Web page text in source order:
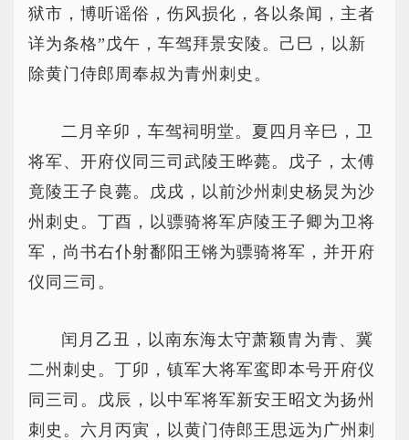
狱市，博听谣俗，伤风损化，各以条闻，主者
详为条格”戊午，车驾拜景安陵。己巳，以新
除黄门侍郎周奉叔为青州刺史。
二月辛卯，车驾祠明堂。夏四月辛巳，卫
将军、开府仪同三司武陵王晔薨。戊子，太傅
竟陵王子良薨。戊戌，以前沙州刺史杨炅为沙
州刺史。丁酉，以骠骑将军庐陵王子卿为卫将
军，尚书右仆射鄱阳王锵为骠骑将军，并开府
仪同三司。
闰月乙丑，以南东海太守萧颖胄为青、冀
二州刺史。丁卯，镇军大将军鸾即本号开府仪
同三司。戊辰，以中军将军新安王昭文为扬州
刺史。六月丙寅，以黄门侍郎王思远为广州刺